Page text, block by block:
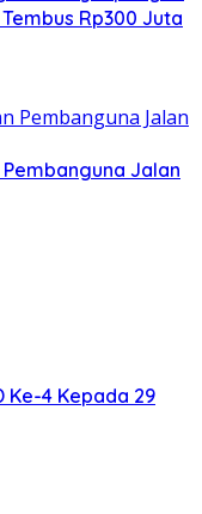
Rp300 Juta
Jalan
Ke-4 Kepada 29